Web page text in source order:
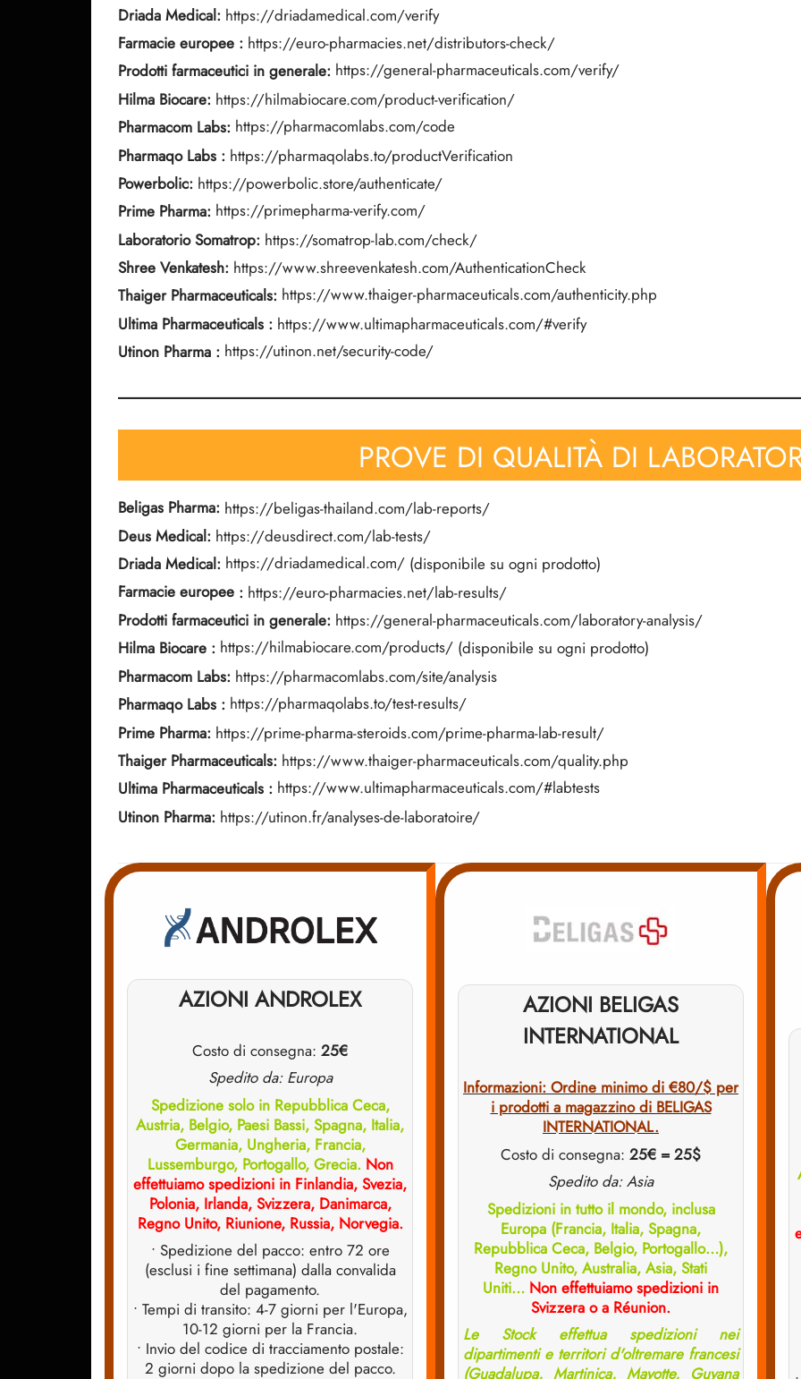
Driada Medical: https://driadamedical.com/verify
Farmacie europee : https://euro-pharmacies.net/distributors-check/
Prodotti farmaceutici in generale: https://general-pharmaceuticals.com/verify/
Hilma Biocare: https://hilmabiocare.com/product-verification/
Pharmacom Labs: https://pharmacomlabs.com/code
Pharmaqo Labs : https://pharmaqolabs.to/productVerification
Powerbolic: https://powerbolic.store/authenticate/
Prime Pharma: https://primepharma-verify.com/
Laboratorio Somatrop: https://somatrop-lab.com/check/
Shree Venkatesh: https://www.shreevenkatesh.com/AuthenticationCheck
Thaiger Pharmaceuticals: https://www.thaiger-pharmaceuticals.com/authenticity.php
Ultima Pharmaceuticals : https://www.ultimapharmaceuticals.com/#verify
Utinon Pharma : https://utinon.net/security-code/
PROVE DI QUALITÀ DI
Beligas Pharma: https://beligas-thailand.com/lab-reports/
Deus Medical: https://deusdirect.com/lab-tests/
Driada Medical: https://driadamedical.com/ (disponibile su ogni prodotto)
Farmacie europee : https://euro-pharmacies.net/lab-results/
Prodotti farmaceutici in generale: https://general-pharmaceuticals.com/laboratory-analysis/
Hilma Biocare : https://hilmabiocare.com/products/ (disponibile su ogni prodotto)
Pharmacom Labs: https://pharmacomlabs.com/site/analysis
Pharmaqo Labs : https://pharmaqolabs.to/test-results/
Prime Pharma: https://prime-pharma-steroids.com/prime-pharma-lab-result/
Thaiger Pharmaceuticals: https://www.thaiger-pharmaceuticals.com/quality.php
Ultima Pharmaceuticals : https://www.ultimapharmaceuticals.com/#labtests
Utinon Pharma: https://utinon.fr/analyses-de-laboratoire/
AZIONI ANDROLEX
Costo di consegna: 25€
Spedito da: Europa
Spedizione solo in Repubblica Ceca,
Austria, Belgio, Paesi Bassi, Spagna, Italia,
Germania, Ungheria, Francia,
Lussemburgo, Portogallo, Grecia. Non
effettuiamo spedizioni in Finlandia, Svezia,
Polonia, Irlanda, Svizzera, Danimarca,
Regno Unito, Riunione, Russia, Norvegia.
• Spedizione del pacco: entro 72 ore
(esclusi i fine settimana) dalla convalida
del pagamento.
• Tempi di transito: 4-7 giorni per l'Europa,
10-12 giorni per la Francia.
• Invio del codice di tracciamento postale:
2 giorni dopo la spedizione del pacco.
AZIONI BELIGAS
INTERNATIONAL
Informazioni: Ordine minimo di €80/$ per
i prodotti a magazzino di BELIGAS
INTERNATIONAL.
Costo di consegna: 25€ = 25$
Spedito da: Asia
Spedizioni in tutto il mondo, inclusa
Europa (Francia, Italia, Spagna,
Repubblica Ceca, Belgio, Portogallo…),
Regno Unito, Australia, Asia, Stati
Uniti… Non effettuiamo spedizioni in
Svizzera o a Réunion.
Le Stock effettua spedizioni nei
dipartimenti e territori d'oltremare francesi
(Guadalupa, Martinica, Mayotte, Guyana